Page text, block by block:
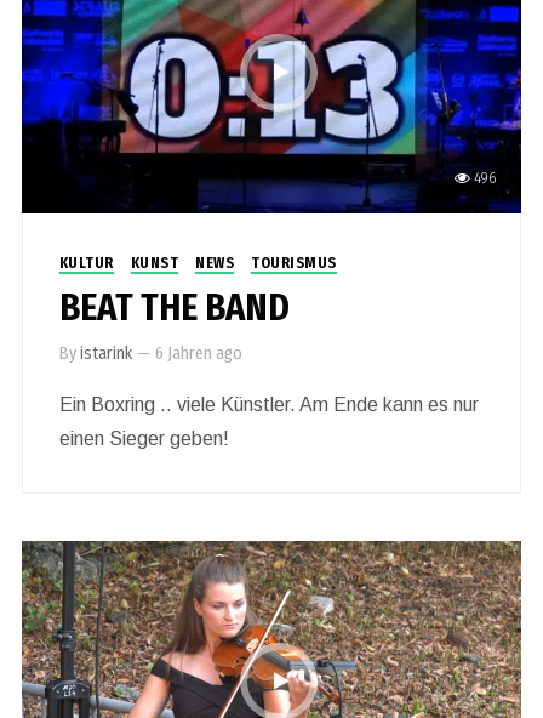
496
KULTUR KUNST NEWS TOURISMUS
BEAT THE BAND
Byistarink — 6 Jahren ago
Ein Boxring .. viele Künstler. Am Ende kann es nur
einen Sieger geben!